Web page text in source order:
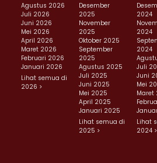
Agustus 2026
Juli 2026
Juni 2026
Mei 2026
April 2026
Maret 2026
Februari 2026
Januari 2026
Lihat semua di
2026 >
Desember
2025
November
2025
Oktober 2025
September
2025
Agustus 2025
Juli 2025
Juni 2025
Mei 2025
April 2025
Januari 2025
Lihat semua di
2025 >
2024
2024
2024
Juli
Juni
Mei
Maret
Lihat
2024 >